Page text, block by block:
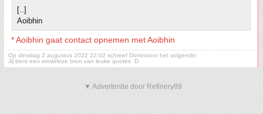
[..]
Aoibhin
* Aoibhin gaat contact opnemen met Aoibhin
Op dinsdag 2 augustus 2022 22:02 schreef Domnivoor het volgende:
Jij bent een eindeloze bron van leuke quotes :D
▼ Advertentie door Refinery89